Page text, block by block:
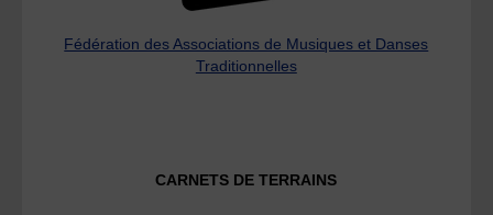
Fédération des Associations de Musiques et Danses
Traditionnelles
CARNETS DE TERRAINS